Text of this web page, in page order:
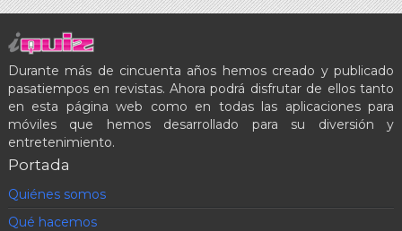
Durante más de cincuenta años hemos creado y publicado
pasatiempos en revistas. Ahora podrá disfrutar de ellos tanto
en esta página web como en todas las aplicaciones para
móviles que hemos desarrollado para su diversión y
entretenimiento.
Portada
Quiénes somos
Qué hacemos